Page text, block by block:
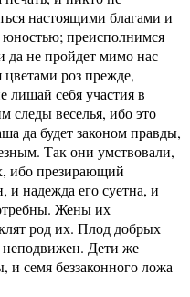
настоящими благами и
юностью; преисполнимся
да не пройдет мимо нас
роз прежде,
лишай себя участия в
следы веселья, ибо это
да будет законом правды,
Так они умствовали,
ибо презирающий
и надежда его суетна, и
Жены их
род их. Плод добрых
неподвижен. Дети же
и семя беззаконного ложа